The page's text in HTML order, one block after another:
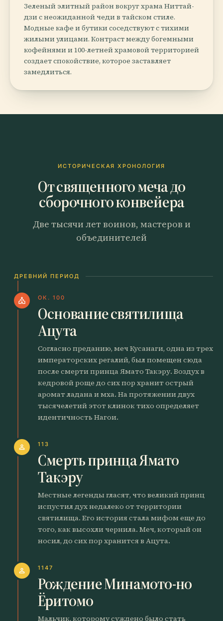
Зеленый элитный район вокруг храма Ниттай-
дзи с неожиданной чеди в тайском стиле.
Модные кафе и бутики соседствуют с тихими
жилыми улицами. Контраст между богемными
кофейнями и 100-летней храмовой территорией
создает спокойствие, которое заставляет
замедлиться.
ИСТОРИЧЕСКАЯ ХРОНОЛОГИЯ
От священного меча до
сборочного конвейера
Две тысячи лет воинов, мастеров и
объединителей
ДРЕВНИЙ ПЕРИОД
church ОК. 100
Основание святилища
Ацута
Согласно преданию, меч Кусанаги, одна из трех
императорских регалий, был помещен сюда
после смерти принца Ямато Такэру. Воздух в
кедровой роще до сих пор хранит острый
аромат ладана и мха. На протяжении двух
тысячелетий этот клинок тихо определяет
идентичность Нагои.
person 113
Смерть принца Ямато
Такэру
Местные легенды гласят, что великий принц
испустил дух недалеко от территории
святилища. Его история стала мифом еще до
того, как высохли чернила. Меч, который он
носил, до сих пор хранится в Ацута.
person 1147
Рождение Минамото-но
Ёритомо
Мальчик, которому суждено было стать